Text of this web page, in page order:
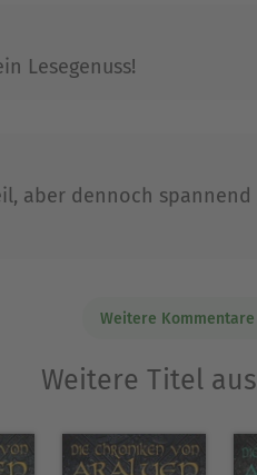
Lesegenuss!
aber dennoch
Weitere
Weitere Titel